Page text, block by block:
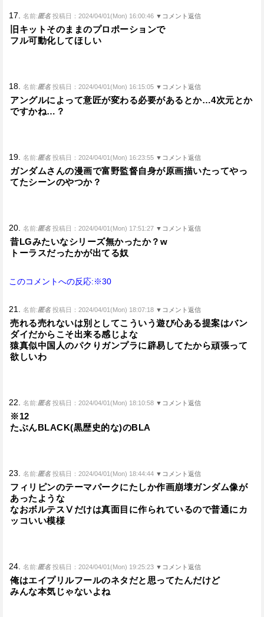
17. 名前:匿名 投稿日：2024/04/01(Mon) 16:00:46 ▼コメント返信
旧キットそのままのプロポーションで
フル可動化してほしい
18. 名前:匿名 投稿日：2024/04/01(Mon) 16:15:05 ▼コメント返信
アングルによって意匠が変わる必要があるとか…4次元とか
ですかね…？
19. 名前:匿名 投稿日：2024/04/01(Mon) 16:23:55 ▼コメント返信
ガンダムさんの漫画で富野監督自身が原画描いたってやっ
てたシーンのやつか？
20. 名前:匿名 投稿日：2024/04/01(Mon) 17:51:27 ▼コメント返信
昔LGみたいなシリーズ無かったか？w
トーラスだったかが出てる奴
このコメントへの反応:※30
21. 名前:匿名 投稿日：2024/04/01(Mon) 18:07:18 ▼コメント返信
売れる売れないは別としてこういう遊び心ある提案はバン
ダイだからこそ出来る感じよな
猿真似中国人のパクりガンプラに辟易してたから頑張って
欲しいわ
22. 名前:匿名 投稿日：2024/04/01(Mon) 18:10:58 ▼コメント返信
※12
たぶんBLACK(黒歴史的な)のBLA
23. 名前:匿名 投稿日：2024/04/01(Mon) 18:44:44 ▼コメント返信
フィリピンのテーマパークにたしか作画崩壊ガンダム像が
あったような
なおボルテスⅤだけは真面目に作られているので普通にカ
ッコいい模様
24. 名前:匿名 投稿日：2024/04/01(Mon) 19:25:23 ▼コメント返信
俺はエイプリルフールのネタだと思ってたんだけど
みんな本気じゃないよね